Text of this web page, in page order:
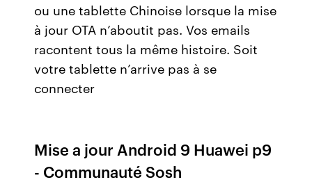
ou une tablette Chinoise lorsque la mise
à jour OTA n’aboutit pas. Vos emails
racontent tous la même histoire. Soit
votre tablette n’arrive pas à se
connecter
Mise a jour Android 9 Huawei p9
- Communauté Sosh